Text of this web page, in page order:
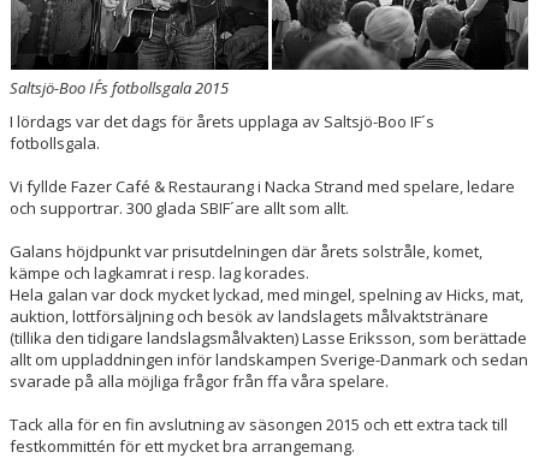
Saltsjö-Boo IF´s fotbollsgala 2015
I lördags var det dags för årets upplaga av Saltsjö-Boo IF´s
fotbollsgala.
Vi fyllde Fazer Café & Restaurang i Nacka Strand med spelare, ledare
och supportrar. 300 glada SBIF´are allt som allt.
Galans höjdpunkt var prisutdelningen där årets solstråle, komet,
kämpe och lagkamrat i resp. lag korades.
Hela galan var dock mycket lyckad, med mingel, spelning av Hicks, mat,
auktion, lottförsäljning och besök av landslagets målvaktstränare
(tillika den tidigare landslagsmålvakten) Lasse Eriksson, som berättade
allt om uppladdningen inför landskampen Sverige-Danmark och sedan
svarade på alla möjliga frågor från ffa våra spelare.
Tack alla för en fin avslutning av säsongen 2015 och ett extra tack till
festkommittén för ett mycket bra arrangemang.